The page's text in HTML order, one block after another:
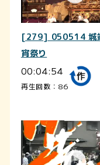
[279] 050514 城
宵祭り
00:04:54
再生回数：86